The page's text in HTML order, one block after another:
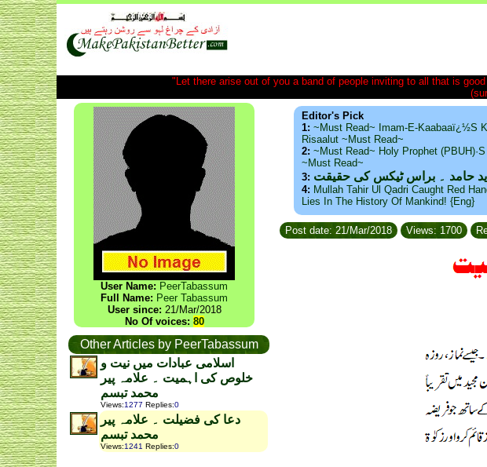
"Let there arise out of you a band of people inviting to all that is
User Name: PeerTabassum
Full Name: Peer Tabassum
User since: 21/Mar/2018
No Of voices: 80
Other Articles by PeerTabassum
اسلامی عبادات میں نیت و
خلوص کی اہمیت ۔ علامہ پیر
محمد تبسم
Views:1277 Replies:0
دعا کی فضیلت ۔ علامہ پیر
محمد تبسم
Views:1241 Replies:0
Editor's Pick
1: ~Must Read~ Imam-E-Kaabaaï¿½s
Risaalut ~Must Read~
2: ~Must Read~ Holy Prophet
~Must Read~
3: حامد ۔ براس ٹیکس کی حقیقت
4: Mullah Tahir Ul Qadri Caught Red
Lies In The History Of Mankind! {Eng}
Post date: 21/Mar/2018 Views: 1700